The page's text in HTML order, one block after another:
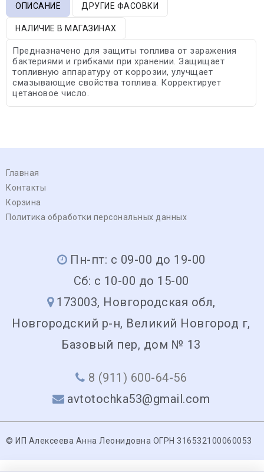
ОПИСАНИЕ ДРУГИЕ ФАСОВКИ
НАЛИЧИЕ В МАГАЗИНАХ
Предназначено для защиты топлива от заражения
бактериями и грибками при хранении. Защищает
топливную аппаратуру от коррозии, улучщает
смазывающие свойства топлива. Корректирует
цетановое число.
Главная
Контакты
Корзина
Политика обработки персональных данных
Пн-пт: с 09-00 до 19-00
Сб: с 10-00 до 15-00
173003, Новгородская обл,
Новгородский р-н, Великий Новгород г,
Базовый пер, дом № 13
8 (911) 600-64-56
avtotochka53@gmail.com
© ИП Алексеева Анна Леонидовна ОГРН 316532100060053